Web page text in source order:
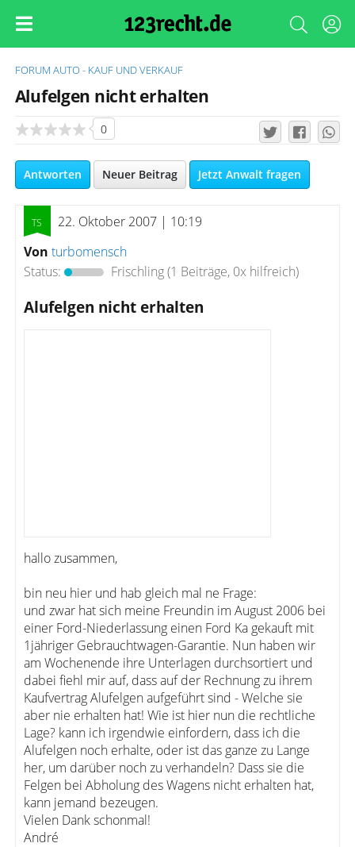
FORUM AUTO - KAUF UND VERKAUF
Alufelgen nicht erhalten
0
Antworten Neuer Beitrag Jetzt Anwalt fragen
22. Oktober 2007 | 10:19
Von turbomensch
Status:
Frischling(1 Beiträge, 0x hilfreich)
Alufelgen nicht erhalten
hallo zusammen,
bin neu hier und hab gleich mal ne Frage:
und zwar hat sich meine Freundin im August 2006 bei
einer Ford-Niederlassung einen Ford Ka gekauft mit
1jähriger Gebrauchtwagen-Garantie. Nun haben wir
am Wochenende ihre Unterlagen durchsortiert und
dabei fiehl mir auf, dass auf der Rechnung zu ihrem
Kaufvertrag Alufelgen aufgeführt sind - Welche sie
aber nie erhalten hat! Wie ist hier nun die rechtliche
Lage? kann ich irgendwie einfordern, dass ich die
Alufelgen noch erhalte, oder ist das ganze zu Lange
her, um darüber noch zu verhandeln? Dass sie die
Felgen bei Abholung des Wagens nicht erhalten hat,
kann jemand bezeugen.
Vielen Dank schonmal!
André